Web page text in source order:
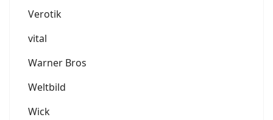
Verotik
vital
Warner Bros
Weltbild
Wick